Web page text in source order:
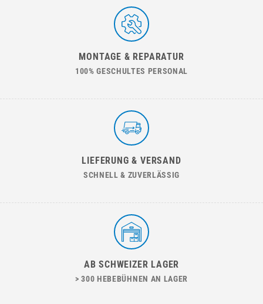
MONTAGE & REPARATUR
100% GESCHULTES PERSONAL
LIEFERUNG & VERSAND
SCHNELL & ZUVERLÄSSIG
AB SCHWEIZER LAGER
> 300 HEBEBÜHNEN AN LAGER